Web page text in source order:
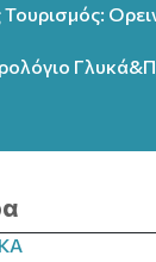
Τουρισμός: